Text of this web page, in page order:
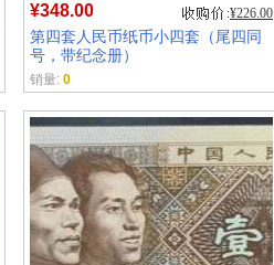
¥348.00 ¥226.00
第四套人民币纸币小四套（尾四同
号，带纪念册）
销量: 0